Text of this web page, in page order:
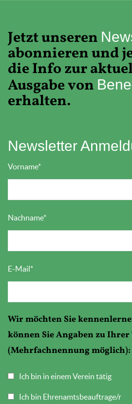
Jetzt unseren
abonnieren und
die Info zur
Ausgabe von
erhalten.
Newsletter
Vorname*
Nachname*
E-Mail *
Wir möchten Sie
können Sie Angaben zu
(Mehrfachnennung möglich):
Ich bin in einem Verein tätig
Ich bin Ehrenamtsbeauftrage/r